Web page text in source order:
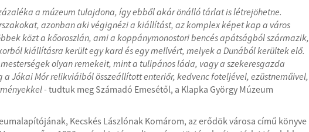
a múzeum tulajdona, így ebből akár önálló tárlat is létrejöhetne.
azonban aki végignézi a kiállítást, az komplex képet kap a város
közt a kőoroszlán, ami a koppánymonostori bencés apátságból származik,
kiállításra került egy kard és egy mellvért, melyek a Dunából kerültek elő.
olyan remekeit, mint a tulipános láda, vagy a szekeresgazda
a Jókai Mór relikviáiból összeállított enteriőr, kedvenc foteljével, ezüstneműivel,
- tudtuk meg Számadó Emesétől, a Klapka György Múzeum
Kecskés Lászlónak Komárom, az erődök városa című könyve